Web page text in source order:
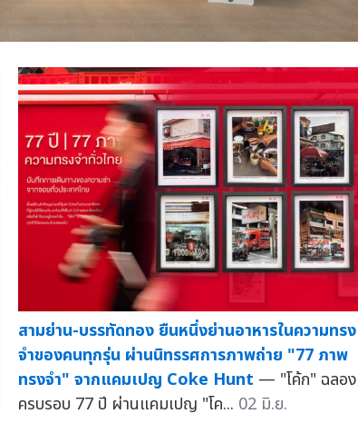
สามย่าน-บรรทัดทอง ยืนหนึ่งย่านอาหารในความทรง
จำของคนทุกรุ่น ผ่านนิทรรศการภาพถ่าย "77 ภาพ
ทรงจำ" จากแคมเปญ Coke Hunt — "โค้ก" ฉลอง
ครบรอบ 77 ปี ผ่านแคมเปญ "โค... 02 มิ.ย.